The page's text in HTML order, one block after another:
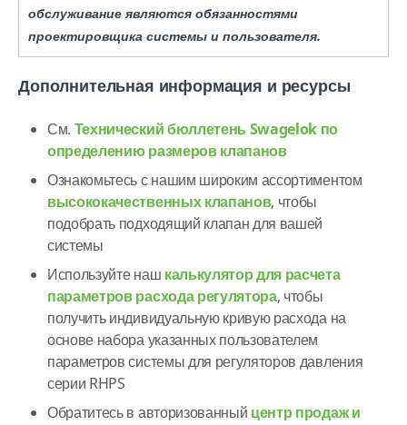
обслуживание являются обязанностями
проектировщика системы и пользователя.
Дополнительная информация и ресурсы
См. Технический бюллетень Swagelok по
определению размеров клапанов
Ознакомьтесь с нашим широким ассортиментом
высококачественных клапанов, чтобы
подобрать подходящий клапан для вашей
системы
Используйте наш калькулятор для расчета
параметров расхода регулятора, чтобы
получить индивидуальную кривую расхода на
основе набора указанных пользователем
параметров системы для регуляторов давления
серии RHPS
Обратитесь в авторизованный центр продаж и